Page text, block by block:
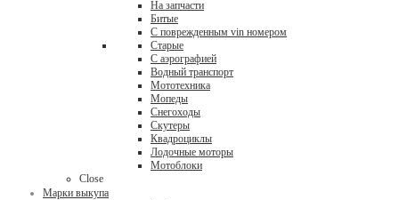
На запчасти
Битые
С поврежденным vin номером
Старые
С аэрографией
Водный транспорт
Мототехника
Мопеды
Снегоходы
Скутеры
Квадроциклы
Лодочные моторы
Мотоблоки
Close
Марки выкупа